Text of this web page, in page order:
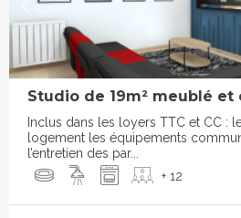
Studio de 19m² meublé et
Inclus dans les loyers TTC et CC :
logement les équipements
l’entretien des par...
+ 12